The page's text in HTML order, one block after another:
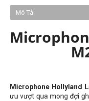
Mô Tả
Microphone Hollyland
ưu vượt qua mong đợi